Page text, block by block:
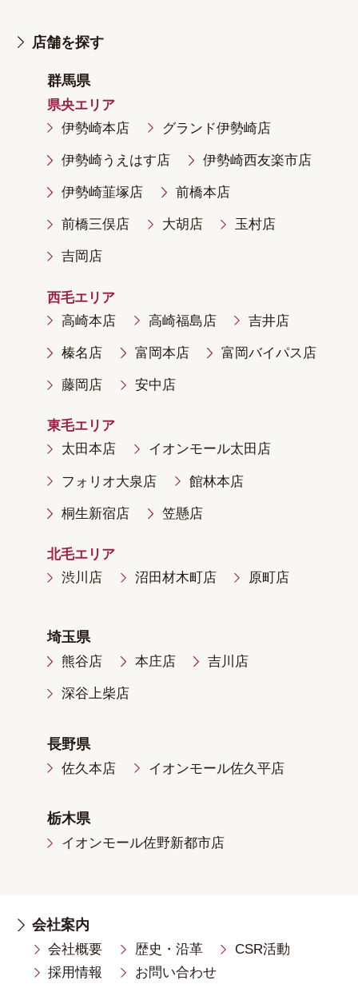
店舗を探す
群馬県
県央エリア
伊勢崎本店
グランド伊勢崎店
伊勢崎うえはす店 伊勢崎西友楽市店
伊勢崎韮塚店 前橋本店
前橋三俣店 大胡店 玉村店
吉岡店
西毛エリア
高崎本店
高崎福島店 吉井店
榛名店 富岡本店 富岡バイパス店
藤岡店 安中店
東毛エリア
太田本店
イオンモール太田店
フォリオ大泉店 館林本店
桐生新宿店 笠懸店
北毛エリア
渋川店
沼田材木町店 原町店
埼玉県
熊谷店 本庄店 吉川店
深谷上柴店
長野県
佐久本店 イオンモール佐久平店
栃木県
イオンモール佐野新都市店
会社案内
会社概要 歴史・沿革
CSR活動
採用情報
お問い合わせ